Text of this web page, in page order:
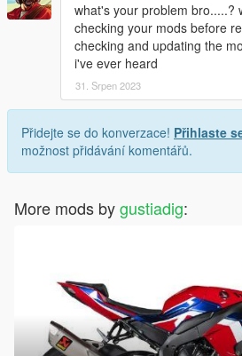
what's your problem bro.....?
checking your mods before
checking and updating the
i've ever heard
31. Srpen 2023
Přidejte se do konverzace! Přihlaste
možnost přidávání komentářů.
More mods bygustiadig: